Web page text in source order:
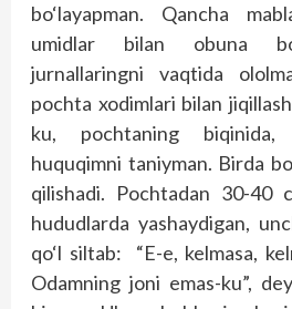
bo‘layapman. Qancha
umidlar bilan obuna
jurnallaringni vaqtida
pochta xodimlari bilan
ku, pochtaning biqinida,
huquqimni taniyman. Birda
qilishadi. Pochtadan 30-40
hududlarda yashaydigan,
qo‘l siltab: “E-e, kelmasa,
Odamning joni emas-ku”,